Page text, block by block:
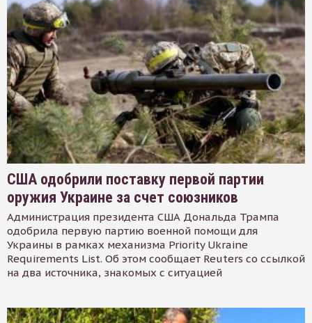
США одобрили поставку первой партии
оружия Украине за счет союзников
Администрация президента США Дональда Трампа
одобрила первую партию военной помощи для
Украины в рамках механизма Priority Ukraine
Requirements List. Об этом сообщает Reuters со ссылкой
на два источника, знакомых с ситуацией